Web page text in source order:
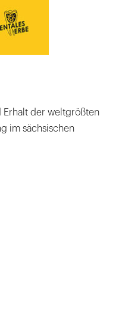
Erhalt der weltgrößten
im sächsischen